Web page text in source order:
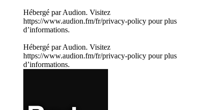
Hébergé par Audion. Visitez
https://www.audion.fm/fr/privacy-policy pour plus
d’informations.
Hébergé par Audion. Visitez
https://www.audion.fm/fr/privacy-policy pour plus
d’informations.